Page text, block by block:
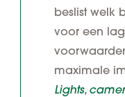
beslist welk
voor een
maximale
Lights,